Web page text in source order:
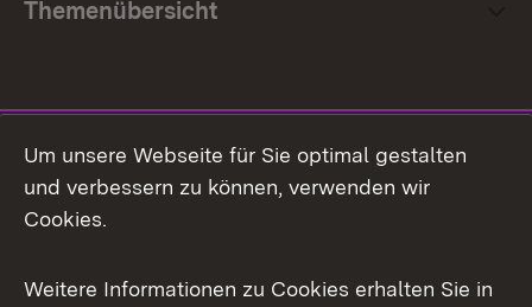
Themenübersicht
Facebook
X / Twitter
Um unsere Webseite für Sie optimal gestalten
und verbessern zu können, verwenden wir
Cookies.
Weitere Informationen zu Cookies erhalten Sie in